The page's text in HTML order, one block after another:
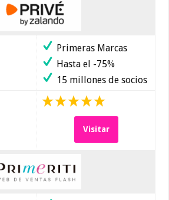
Primeras Marcas
Hasta el -75%
15 millones de socios
Visitar